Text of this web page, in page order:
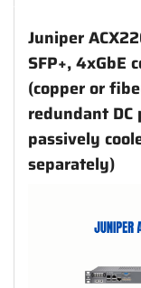
Juniper
SFP+, 4xGbE
(copper or
redundant
passively
separately)